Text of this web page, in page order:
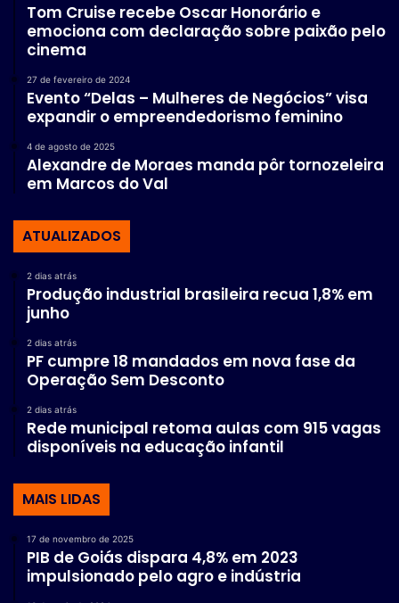
Tom Cruise recebe Oscar Honorário e
emociona com declaração sobre paixão pelo
cinema
27 de fevereiro de 2024
Evento “Delas – Mulheres de Negócios” visa
expandir o empreendedorismo feminino
4 de agosto de 2025
Alexandre de Moraes manda pôr tornozeleira
em Marcos do Val
ATUALIZADOS
2 dias atrás
Produção industrial brasileira recua 1,8% em
junho
2 dias atrás
PF cumpre 18 mandados em nova fase da
Operação Sem Desconto
2 dias atrás
Rede municipal retoma aulas com 915 vagas
disponíveis na educação infantil
MAIS LIDAS
17 de novembro de 2025
PIB de Goiás dispara 4,8% em 2023
impulsionado pelo agro e indústria